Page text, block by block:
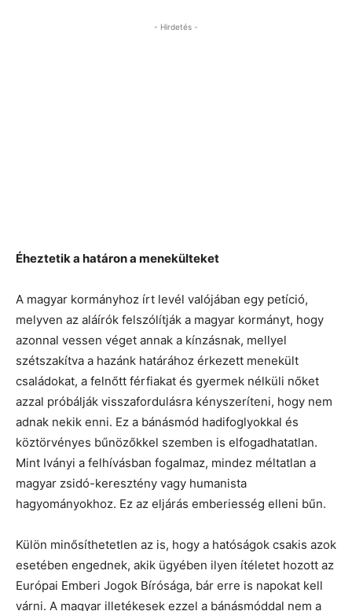
- Hirdetés -
Éheztetik a határon a menekülteket
A magyar kormányhoz írt levél valójában egy petíció,
melyven az aláírók felszólítják a magyar kormányt, hogy
azonnal vessen véget annak a kínzásnak, mellyel
szétszakítva a hazánk határához érkezett menekült
családokat, a felnőtt férfiakat és gyermek nélküli nőket
azzal próbálják visszafordulásra kényszeríteni, hogy nem
adnak nekik enni. Ez a bánásmód hadifoglyokkal és
köztörvényes bűnözőkkel szemben is elfogadhatatlan.
Mint Iványi a felhívásban fogalmaz, mindez méltatlan a
magyar zsidó-keresztény vagy humanista
hagyományokhoz. Ez az eljárás emberiesség elleni bűn.
Külön minősíthetetlen az is, hogy a hatóságok csakis azok
esetében engednek, akik ügyében ilyen ítéletet hozott az
Európai Emberi Jogok Bírósága, bár erre is napokat kell
várni. A magyar illetékesek ezzel a bánásmóddal nem a